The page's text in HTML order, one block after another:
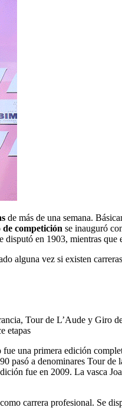
de más de una semana.
de competición se inauguró
en 1903, mientras que
alguna vez si existen
Tour de L’Aude y Giro
etapas
una primera edición
pasó a denominares Tour
fue en 2009. La vasca
carrera profesional. Se